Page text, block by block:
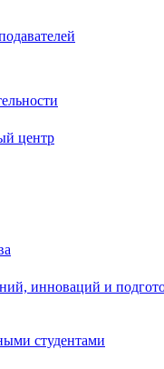
центр
инноваций и
студентами